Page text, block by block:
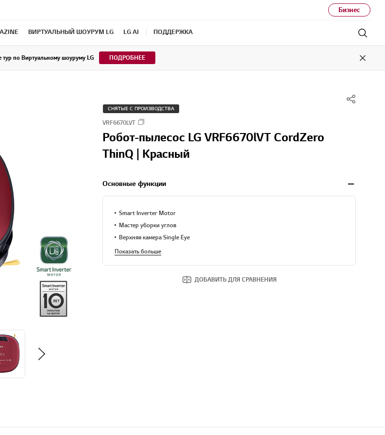
Бизнес
ВИРТУАЛЬНЫЙ ШОУРУМ LG LG AI ПОДДЕРЖКА
тур по Виртуальному шоуруму LG ПОДРОБНЕЕ
Close
СНЯТЫЕ С ПРОИЗВОДСТВА
VRF6670LVT
Робот-пылесос LG VRF6670lVT CordZero
ThinQ | Красный
Основные функции
Smart Inverter Motor
Мастер уборки углов
Верхняя камера Single Eye
Показать больше
ДОБАВИТЬ ДЛЯ СРАВНЕНИЯ